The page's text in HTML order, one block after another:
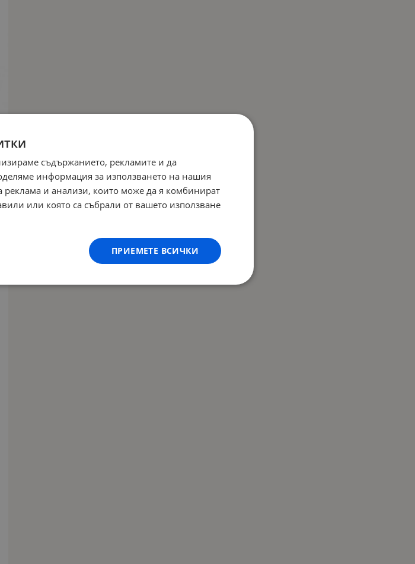
съдържанието, рекламите и да
информация за използването на нашия
реклама и анализи, които може да я комбинират
или която са събрали от вашето използване
ПРИЕМЕТЕ ВСИЧКИ